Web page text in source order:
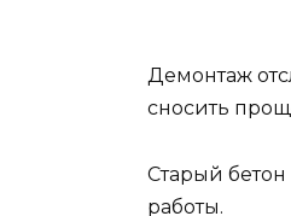
Демонтаж
сносить
Старый
работы.